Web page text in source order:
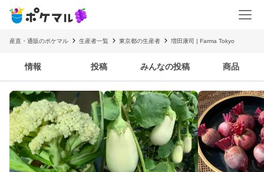
産直・通販のポケマル 生産者一覧 東京都の生産者 増田康司 | Farma Tokyo
情報 投稿 みんなの投稿 商品